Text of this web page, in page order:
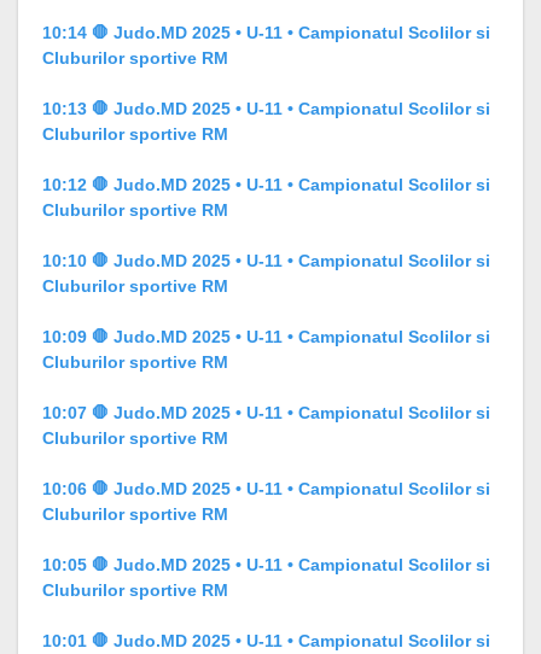
10:14 🛑 Judo.MD 2025 • U-11 • Campionatul Scolilor si
Cluburilor sportive RM
10:13 🛑 Judo.MD 2025 • U-11 • Campionatul Scolilor si
Cluburilor sportive RM
10:12 🛑 Judo.MD 2025 • U-11 • Campionatul Scolilor si
Cluburilor sportive RM
10:10 🛑 Judo.MD 2025 • U-11 • Campionatul Scolilor si
Cluburilor sportive RM
10:09 🛑 Judo.MD 2025 • U-11 • Campionatul Scolilor si
Cluburilor sportive RM
10:07 🛑 Judo.MD 2025 • U-11 • Campionatul Scolilor si
Cluburilor sportive RM
10:06 🛑 Judo.MD 2025 • U-11 • Campionatul Scolilor si
Cluburilor sportive RM
10:05 🛑 Judo.MD 2025 • U-11 • Campionatul Scolilor si
Cluburilor sportive RM
10:01 🛑 Judo.MD 2025 • U-11 • Campionatul Scolilor si